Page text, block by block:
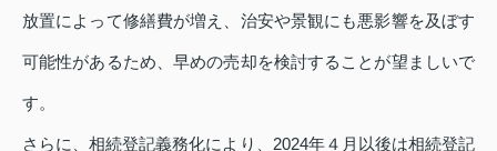
放置によって修繕費が増え、治安や景観にも悪影響を及ぼす
可能性があるため、早めの売却を検討することが望ましいで
す。
さらに、相続登記義務化により、2024年４月以後は相続登記